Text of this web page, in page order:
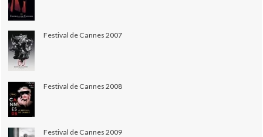
Festival de Cannes 2007
Festival de Cannes 2008
Festival de Cannes 2009